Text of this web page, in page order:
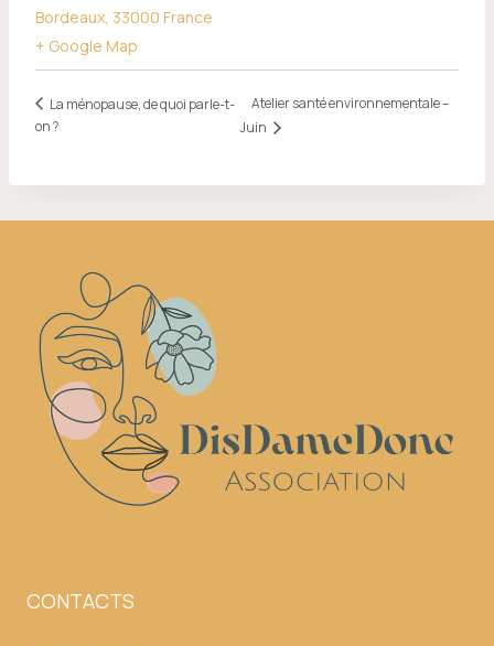
Bordeaux 33000 France
+ Google Map
La ménopause, de quoi parle-t-
on ?
Atelier santé environnementale –
Juin
CONTACTS